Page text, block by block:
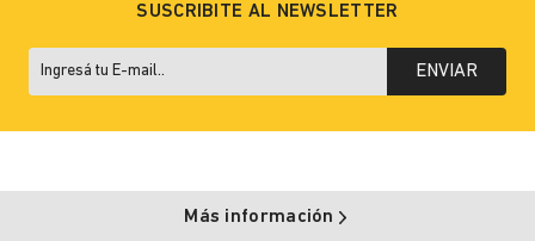
SUSCRIBITE AL NEWSLETTER
ENVIAR
Más información